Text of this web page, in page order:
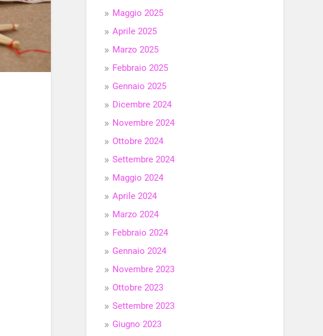
Maggio 2025
Aprile 2025
Marzo 2025
Febbraio 2025
Gennaio 2025
Dicembre 2024
Novembre 2024
Ottobre 2024
Settembre 2024
Maggio 2024
Aprile 2024
Marzo 2024
Febbraio 2024
Gennaio 2024
Novembre 2023
Ottobre 2023
Settembre 2023
Giugno 2023